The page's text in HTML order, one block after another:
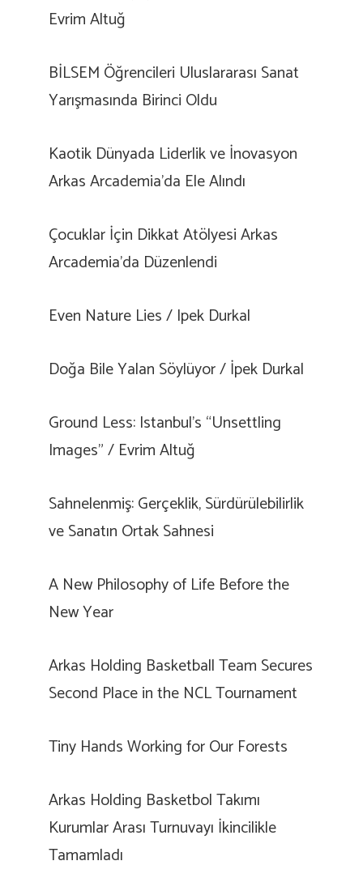
Evrim Altuğ
BİLSEM Öğrencileri Uluslararası Sanat
Yarışmasında Birinci Oldu
Kaotik Dünyada Liderlik ve İnovasyon
Arkas Arcademia’da Ele Alındı
Çocuklar İçin Dikkat Atölyesi Arkas
Arcademia’da Düzenlendi
Even Nature Lies / Ipek Durkal
Doğa Bile Yalan Söylüyor / İpek Durkal
Ground Less: Istanbul’s “Unsettling
Images” / Evrim Altuğ
Sahnelenmiş: Gerçeklik, Sürdürülebilirlik
ve Sanatın Ortak Sahnesi
A New Philosophy of Life Before the
New Year
Arkas Holding Basketball Team Secures
Second Place in the NCL Tournament
Tiny Hands Working for Our Forests
Arkas Holding Basketbol Takımı
Kurumlar Arası Turnuvayı İkincilikle
Tamamladı